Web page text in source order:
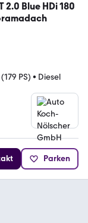
2.0 Blue HDi 180
PS) • Diesel
Parken